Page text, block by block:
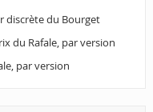
discrète du Bourget
du Rafale, par version
par version